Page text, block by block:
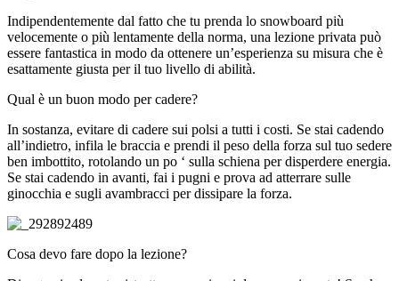
Indipendentemente dal fatto che tu prenda lo snowboard più
velocemente o più lentamente della norma, una lezione privata può
essere fantastica in modo da ottenere un’esperienza su misura che è
esattamente giusta per il tuo livello di abilità.
Qual è un buon modo per cadere?
In sostanza, evitare di cadere sui polsi a tutti i costi. Se stai cadendo
all’indietro, infila le braccia e prendi il peso della forza sul tuo sedere
ben imbottito, rotolando un po ‘ sulla schiena per disperdere energia.
Se stai cadendo in avanti, fai i pugni e prova ad atterrare sulle
ginocchia e sugli avambracci per dissipare la forza.
Cosa devo fare dopo la lezione?